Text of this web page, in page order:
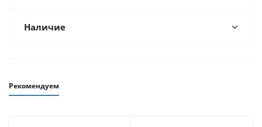
Наличие
Рекомендуем